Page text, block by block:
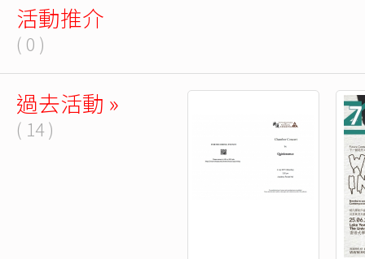
活動推介
( 0 )
過去活動 »
( 14 )